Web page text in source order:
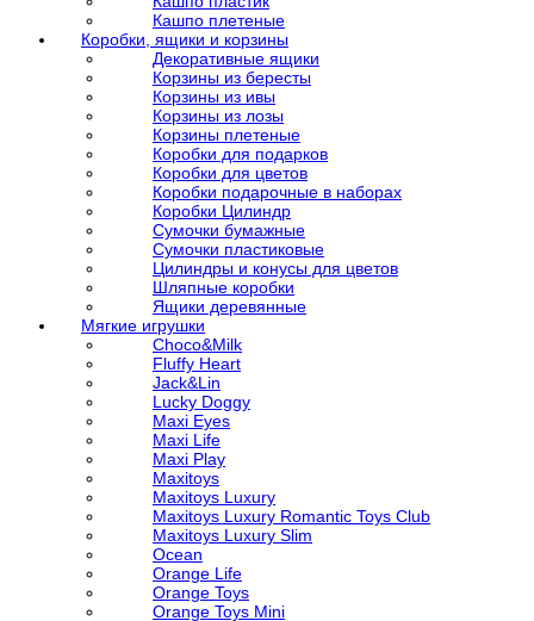
Кашпо плетеные
Коробки, ящики и корзины
Декоративные ящики
Корзины из бересты
Корзины из ивы
Корзины из лозы
Корзины плетеные
Коробки для подарков
Коробки для цветов
Коробки подарочные в наборах
Коробки Цилиндр
Сумочки бумажные
Сумочки пластиковые
Цилиндры и конусы для цветов
Шляпные коробки
Ящики деревянные
Мягкие игрушки
Choco&Milk
Fluffy Heart
Jack&Lin
Lucky Doggy
Maxi Eyes
Maxi Life
Maxi Play
Maxitoys
Maxitoys Luxury
Maxitoys Luxury Romantic Toys Club
Maxitoys Luxury Slim
Ocean
Orange Life
Orange Toys
Orange Toys Mini